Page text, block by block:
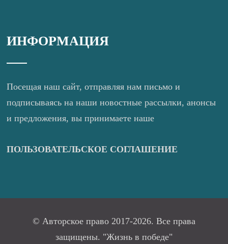
ИНФОРМАЦИЯ
Посещая наш сайт, отправляя нам письмо и
подписываясь на наши новостные рассылки, анонсы
и предложения, вы принимаете наше
ПОЛЬЗОВАТЕЛЬСКОЕ СОГЛАШЕНИЕ
© Авторское право 2017-2026. Все права
защищены. "Жизнь в победе"